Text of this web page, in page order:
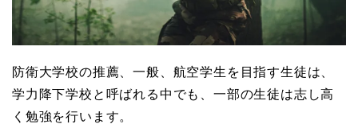
防衛大学校の推薦、一般、航空学生を目指す生徒は、
学力降下学校と呼ばれる中でも、一部の生徒は志し高
く勉強を行います。